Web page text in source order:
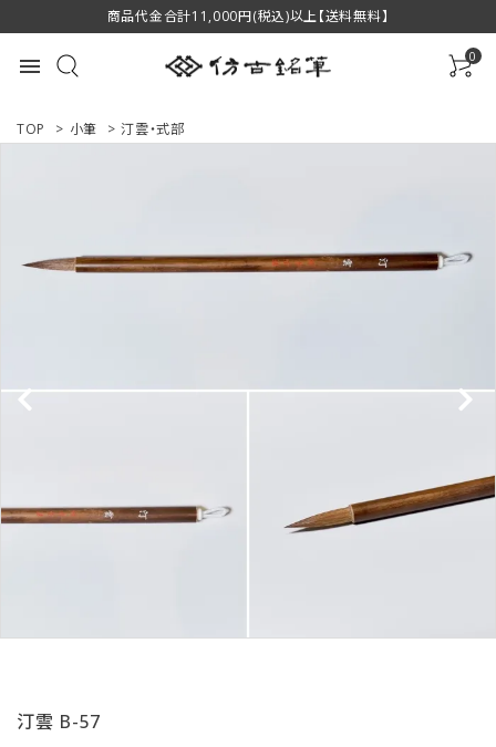
商品代金合計11,000円(税込)以上【送料無料】
menu 0
用途で選ぶ
ご利用ガイド
特定商取引法について
TOP > 小筆 > 汀雲・式部
汀雲 B-57